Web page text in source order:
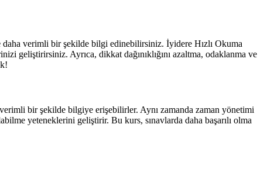
daha verimli bir şekilde bilgi edinebilirsiniz. İyidere Hızlı Okuma
geliştirirsiniz. Ayrıca, dikkat dağınıklığını azaltma, odaklanma ve
bir şekilde bilgiye erişebilirler. Aynı zamanda zaman yönetimi
yeteneklerini geliştirir. Bu kurs, sınavlarda daha başarılı olma